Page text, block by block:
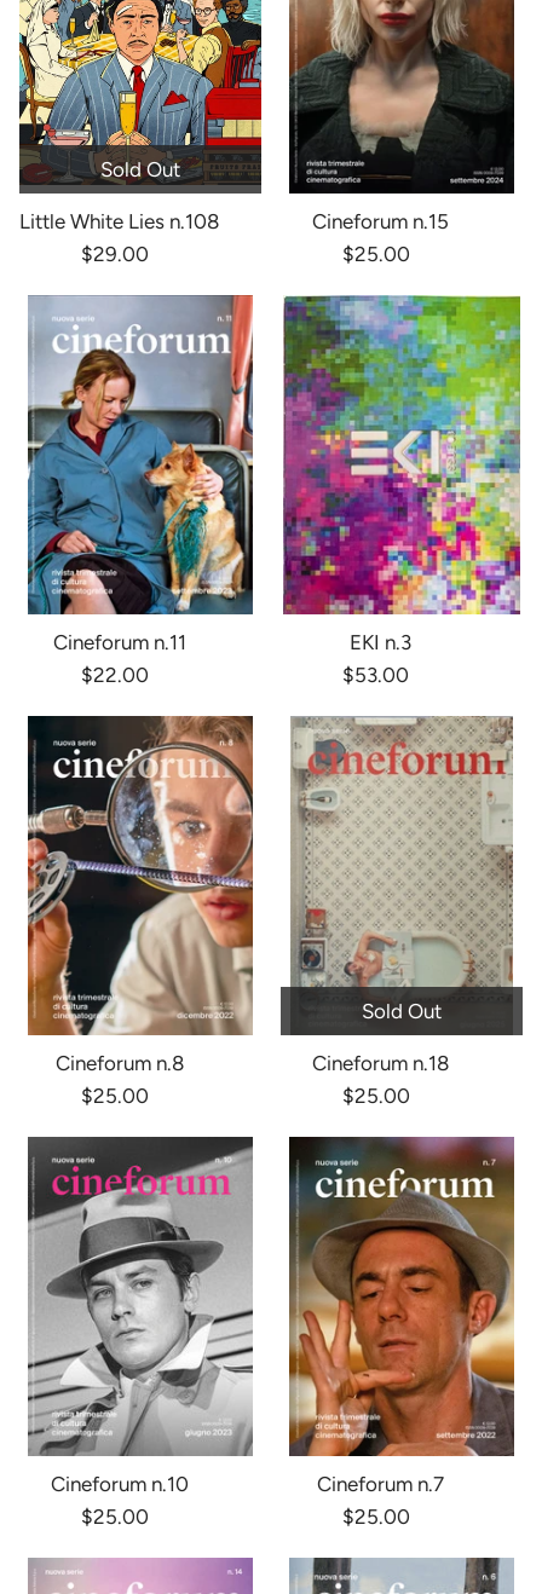
Sold Out
Little White Lies n.108
$29.00
Cineforum n.15
$25.00
Cineforum n.11
$22.00
EKI n.3
$53.00
Cineforum n.8
$25.00
Sold Out
Cineforum n.18
$25.00
Cineforum n.10
$25.00
Cineforum n.7
$25.00